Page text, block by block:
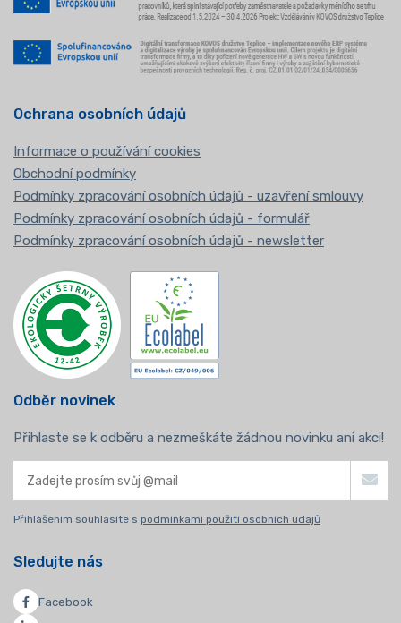
Ochrana osobních údajů
Informace o používání cookies
Obchodní podmínky
Podmínky zpracování osobních údajů - uzavření smlouvy
Podmínky zpracování osobních údajů - formulář
Podmínky zpracování osobních údajů - newsletter
Odběr novinek
Přihlaste se k odběru a nezmeškáte žádnou novinku ani akci!
Přihlášením souhlasíte s podmínkami použití osobních udajů
Sledujte nás
Facebook